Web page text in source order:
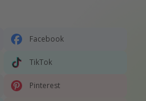
Facebook
TikTok
Pinterest